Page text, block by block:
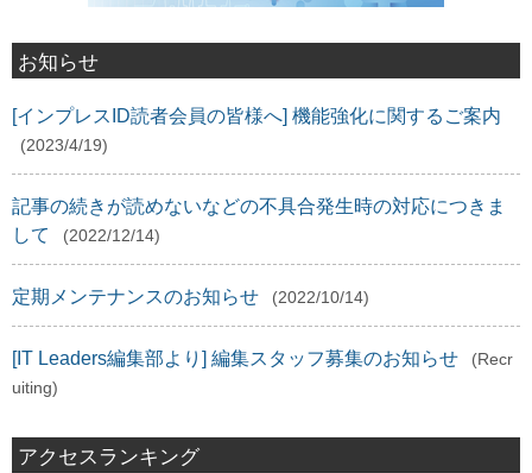
お知らせ
[インプレスID読者会員の皆様へ] 機能強化に関するご案内
(2023/4/19)
記事の続きが読めないなどの不具合発生時の対応につきま
して
(2022/12/14)
定期メンテナンスのお知らせ (2022/10/14)
[IT Leaders編集部より] 編集スタッフ募集のお知らせ
(Recr
uiting)
アクセスランキング